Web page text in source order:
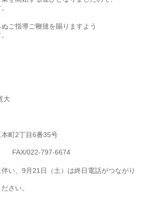
ご指導ご鞭撻を賜りますよう
大
町2丁目6番35号
FAX/022-797-6674
い、9月21日（土）は終日電話がつながり
さい。